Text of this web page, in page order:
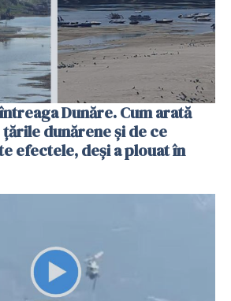
Dunăre. Cum arată
dunărene și de ce
efectele, deși a plouat în